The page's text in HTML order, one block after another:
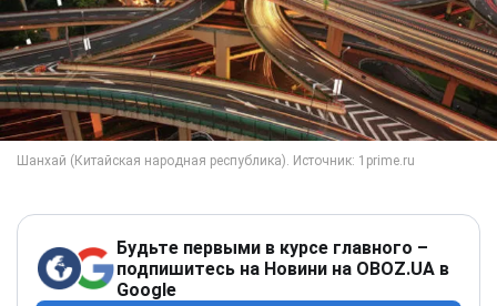
Будьте первыми в курсе главного –
подпишитесь на Новини на OBOZ.UA в
Google